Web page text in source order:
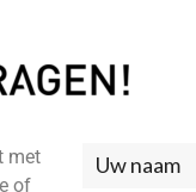
met
of
Neem